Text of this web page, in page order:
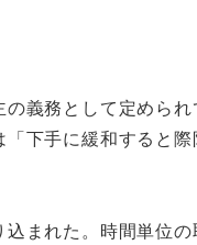
義務として定めら
下手に緩和すると際
まれた。時間単位